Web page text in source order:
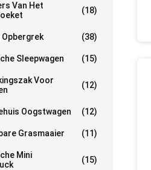
Van Het
(18)
Opbergrek (38)
Sleepwagen (15)
Voor
(12)
Oogstwagen (12)
Grasmaaier (11)
Mini
(15)